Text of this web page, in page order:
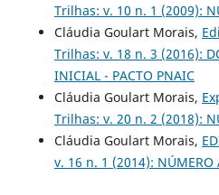
Trilhas: v. 10 n. 1 (2009):
Cláudia Goulart Morais,
Trilhas: v. 18 n. 3 (2016):
INICIAL - PACTO PNAIC
Cláudia Goulart Morais,
Trilhas: v. 20 n. 2 (2018):
Cláudia Goulart Morais,
v. 16 n. 1 (2014): NÚMERO